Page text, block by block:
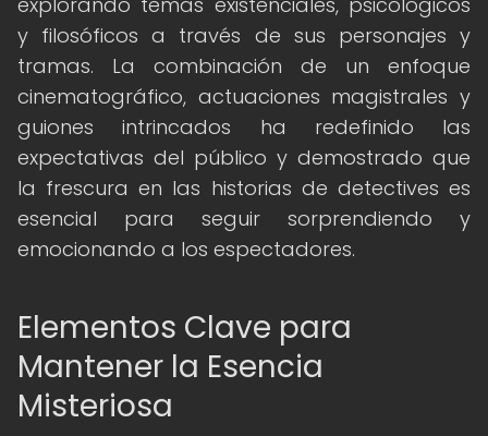
y filosóficos a través de sus personajes y
tramas. La combinación de un enfoque
cinematográfico, actuaciones magistrales y
guiones intrincados ha redefinido las
expectativas del público y demostrado que
la frescura en las historias de detectives es
esencial para seguir sorprendiendo y
emocionando a los espectadores.
Elementos Clave para
Mantener la Esencia
Misteriosa